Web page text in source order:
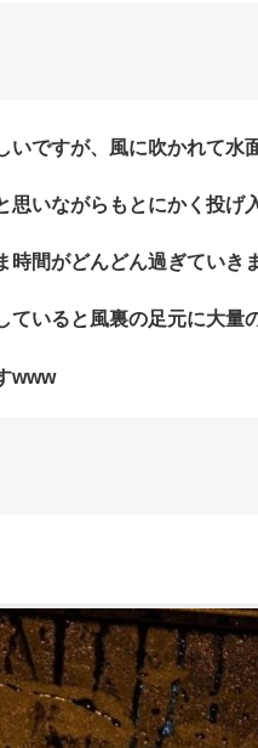
いですが、風に吹かれて水
思いながらもとにかく投げ
時間がどんどん過ぎていき
ていると風裏の足元に大量
www